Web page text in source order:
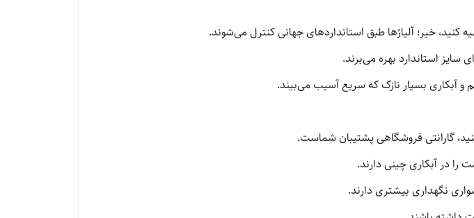
کنید، خیر؛ آلیاژها طبق استانداردهای جهانی کنترل می‌شوند.
سایز استاندارد بهره می‌برند.
و آبکاری بسیار نازک که سریع آسیب می‌بیند.
گارانتی فروشگاهی پشتیبان شماست.
نگهداری بیشتری دارند.